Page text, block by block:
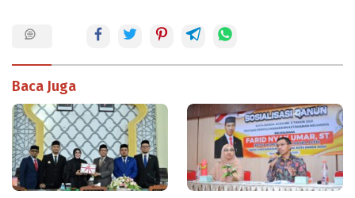
Baca Juga